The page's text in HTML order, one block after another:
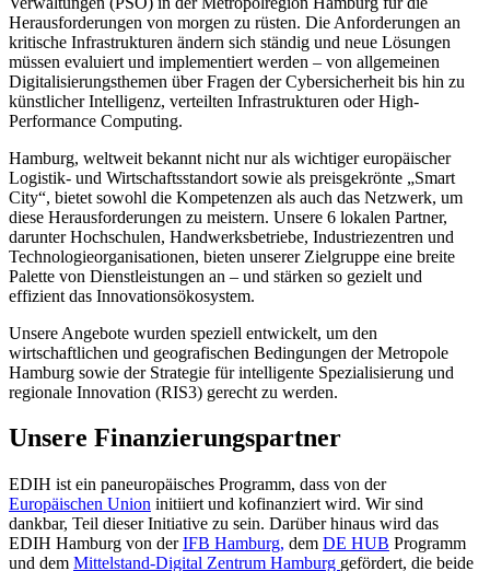
Herausforderungen von morgen zu rüsten. Die Anforderungen an
kritische Infrastrukturen ändern sich ständig und neue Lösungen
müssen evaluiert und implementiert werden – von allgemeinen
Digitalisierungsthemen über Fragen der Cybersicherheit bis hin zu
künstlicher Intelligenz, verteilten Infrastrukturen oder High-
Performance Computing.
Hamburg, weltweit bekannt nicht nur als wichtiger europäischer
Logistik- und Wirtschaftsstandort sowie als preisgekrönte „Smart
City“, bietet sowohl die Kompetenzen als auch das Netzwerk, um
diese Herausforderungen zu meistern. Unsere 6 lokalen Partner,
darunter Hochschulen, Handwerksbetriebe, Industriezentren und
Technologieorganisationen, bieten unserer Zielgruppe eine breite
Palette von Dienstleistungen an – und stärken so gezielt und
effizient das Innovationsökosystem.
Unsere Angebote wurden speziell entwickelt, um den
wirtschaftlichen und geografischen Bedingungen der Metropole
Hamburg sowie der Strategie für intelligente Spezialisierung und
regionale Innovation (RIS3) gerecht zu werden.
Unsere Finanzierungspartner
EDIH ist ein paneuropäisches Programm, dass von der
Europäischen Union initiiert und kofinanziert wird. Wir sind
dankbar, Teil dieser Initiative zu sein. Darüber hinaus wird das
EDIH Hamburg von derIFB Hamburg, dem DE HUB Programm
und dem Mittelstand-Digital Zentrum Hamburg gefördert, die beide